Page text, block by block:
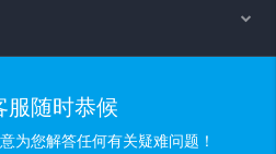
服随时恭候
为您解答任何有关疑难问题！